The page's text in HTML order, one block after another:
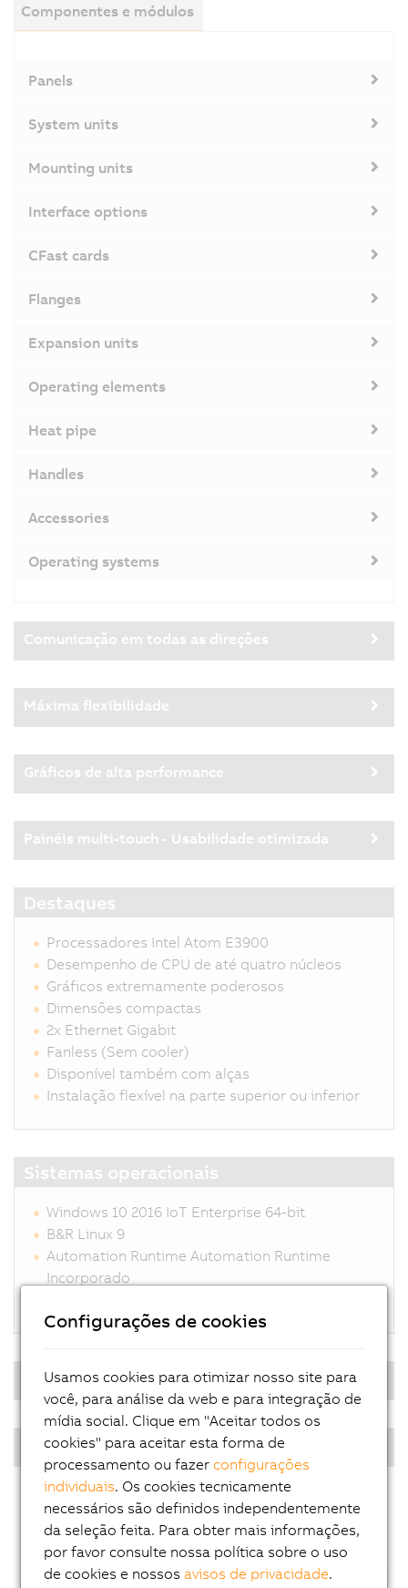
Componentes e módulos
Panels
System units
Mounting units
Interface options
CFast cards
Flanges
Expansion units
Operating elements
Heat pipe
Handles
Accessories
Operating systems
Comunicação em todas as direções
Máxima flexibilidade
Gráficos de alta performance
Painéis multi-touch - Usabilidade otimizada
Destaques
Processadores Intel Atom E3900
Desempenho de CPU de até quatro núcleos
Gráficos extremamente poderosos
Dimensões compactas
2x Ethernet Gigabit
Fanless (Sem cooler)
Disponível também com alças
Instalação flexível na parte superior ou inferior
Sistemas operacionais
Windows 10 2016 IoT Enterprise 64-bit
B&R Linux 9
Automation Runtime Automation Runtime
Incorporado
Sistema operacional em tempo real
PPC multi-touch - Diagonais
Configurações de cookies
Usamos cookies para otimizar nosso site para
você, para análise da web e para integração de
mídia social. Clique em "Aceitar todos os
cookies" para aceitar esta forma de
processamento ou fazerconfigurações
individuais. Os cookies tecnicamente
necessários são definidos independentemente
da seleção feita. Para obter mais informações,
por favor consulte nossa política sobre o uso
de cookies e nossosavisos de privacidade.